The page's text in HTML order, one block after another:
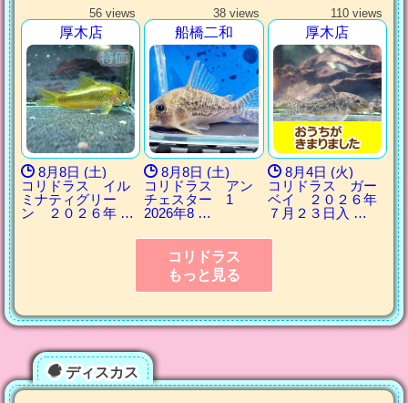
56 views
厚木店
8月8日 (土)
コリドラス イル
ミナティグリー
ン ２０２６年 …
38 views
船橋二和
8月8日 (土)
コリドラス アン
チェスター 1
2026年8 …
110 views
厚木店
8月4日 (火)
コリドラス ガー
ベイ ２０２６年
７月２３日入 …
コリドラス
もっと見る
ディスカス